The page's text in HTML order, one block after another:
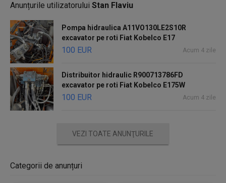
Anunțurile utilizatoruluiStan Flaviu
Pompa hidraulica A11VO130LE2S10R
excavator pe roti Fiat Kobelco E17
100 EUR Acum 4 zile
Distribuitor hidraulic R900713786FD
excavator pe roti Fiat Kobelco E175W
100 EUR Acum 4 zile
VEZI TOATE ANUNŢURILE
Categorii de anunțuri